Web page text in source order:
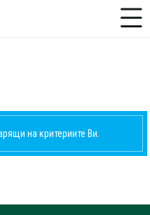
Toggle Menu
на критериите Ви.